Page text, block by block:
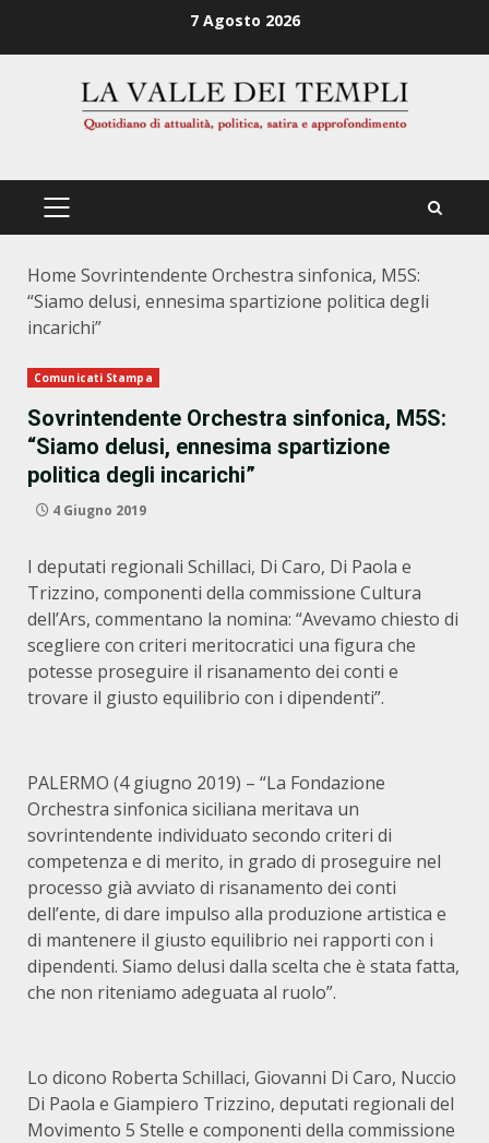
7 Agosto 2026
PRIMÄRES
Home Sovrintendente Orchestra sinfonica, M5S:
“Siamo delusi, ennesima spartizione politica degli
incarichi”
Comunicati Stampa
Sovrintendente Orchestra sinfonica, M5S:
“Siamo delusi, ennesima spartizione
politica degli incarichi”
4 Giugno 2019
I deputati regionali Schillaci, Di Caro, Di Paola e
Trizzino, componenti della commissione Cultura
dell’Ars, commentano la nomina: “Avevamo chiesto di
scegliere con criteri meritocratici una figura che
potesse proseguire il risanamento dei conti e
trovare il giusto equilibrio con i dipendenti”.
PALERMO (4 giugno 2019) – “La Fondazione
Orchestra sinfonica siciliana meritava un
sovrintendente individuato secondo criteri di
competenza e di merito, in grado di proseguire nel
processo già avviato di risanamento dei conti
dell’ente, di dare impulso alla produzione artistica e
di mantenere il giusto equilibrio nei rapporti con i
dipendenti. Siamo delusi dalla scelta che è stata fatta,
che non riteniamo adeguata al ruolo”.
Lo dicono Roberta Schillaci, Giovanni Di Caro, Nuccio
Di Paola e Giampiero Trizzino, deputati regionali del
Movimento 5 Stelle e componenti della commissione